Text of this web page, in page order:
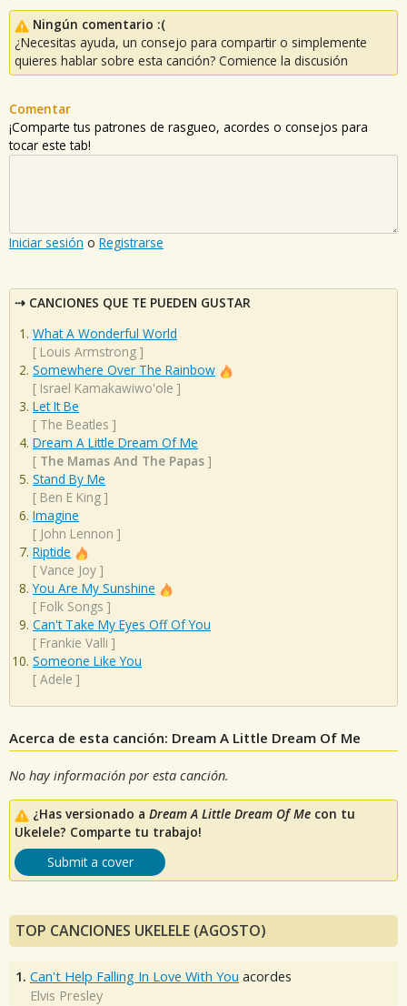
Ningún comentario :(
¿Necesitas ayuda, un consejo para compartir o simplemente
quieres hablar sobre esta canción? Comience la discusión
Comentar
¡Comparte tus patrones de rasgueo, acordes o consejos para
tocar este tab!
Iniciar sesión o Registrarse
CANCIONES QUE TE PUEDEN GUSTAR
What A Wonderful World
[ Louis Armstrong ]
Somewhere Over The Rainbow
[ Israel Kamakawiwo'ole ]
Let It Be
[ The Beatles ]
Dream A Little Dream Of Me
[ The Mamas And The Papas ]
Stand By Me
[ Ben E King ]
Imagine
[ John Lennon ]
Riptide
[ Vance Joy ]
You Are My Sunshine
[ Folk Songs ]
Can't Take My Eyes Off Of You
[ Frankie Valli ]
Someone Like You
[ Adele ]
Acerca de esta canción: Dream A Little Dream Of Me
No hay información por esta canción.
¿Has versionado a Dream A Little Dream Of Me con tu
Ukelele? Comparte tu trabajo!
Submit a cover
TOP CANCIONES UKELELE (AGOSTO)
1. Can't Help Falling In Love With You acordes
Elvis Presley